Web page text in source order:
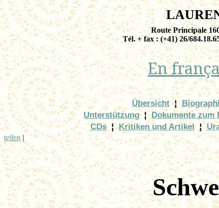
Route Principale
Tél. + fax : (+41) 26/
En
Übersicht ¦
Unterstützung ¦ Dokumente zum
CDs ¦ Kritiken und Artikel ¦
teilen |